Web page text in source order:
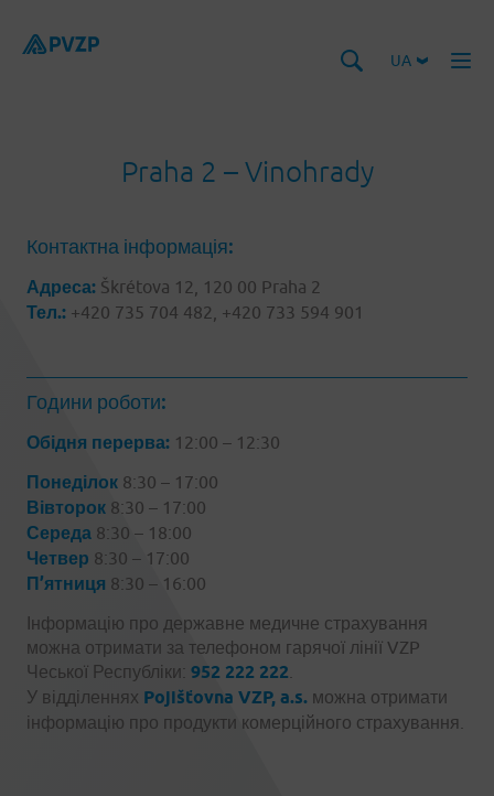
UA
Praha 2 – Vinohrady
Контактна інформація:
Адреса: Škrétova 12, 120 00 Praha 2
Тел.: +420 735 704 482, +420 733 594 901
Години роботи:
Обідня перерва: 12:00 – 12:30
Понеділок 8:30 – 17:00
Вівторок 8:30 – 17:00
Середа 8:30 – 18:00
Четвер 8:30 – 17:00
П’ятниця 8:30 – 16:00
Інформацію про державне медичне страхування
можна отримати за телефоном гарячої лінії VZP
Чеської Республіки: 952 222 222
У відділеннях Pojišťovna VZP, a.s. можна отримати
інформацію про продукти комерційного страхування.